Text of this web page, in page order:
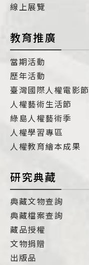
線上展覽
教育推廣
當期活動
歷年活動
臺灣國際人權電影節
人權藝術生活節
綠島人權藝術季
人權學習專區
人權教育繪本成果
研究典藏
典藏文物查詢
典藏檔案查詢
藏品授權
文物捐贈
出版品